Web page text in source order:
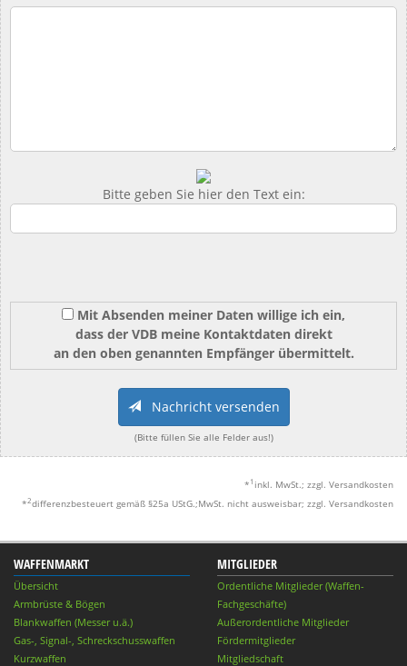
Bitte geben Sie hier den Text ein:
Mit Absenden meiner Daten willige ich ein,
dass der VDB meine Kontaktdaten direkt
an den oben genannten Empfänger übermittelt.
Nachricht versenden
(Bitte füllen Sie alle Felder aus!)
* 1 inkl. MwSt.; zzgl. Versandkosten
*2differenzbesteuert gemäß §25a UStG.;MwSt. nicht ausweisbar; zzgl. Versandkosten
WAFFENMARKT
Übersicht
Armbrüste & Bögen
Blankwaffen (Messer u.ä.)
Gas-, Signal-, Schreckschusswaffen
Kurzwaffen
MITGLIEDER
Ordentliche Mitglieder (Waffen-
Fachgeschäfte)
Außerordentliche Mitglieder
Fördermitglieder
Mitgliedschaft